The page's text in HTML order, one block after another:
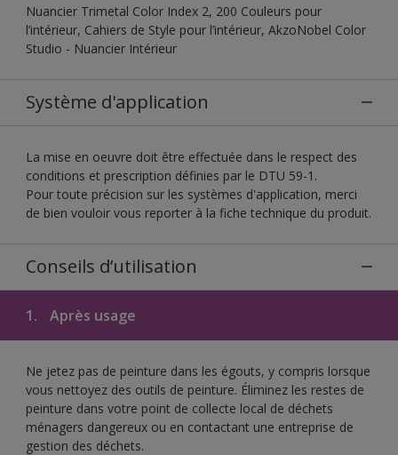
Nuancier Trimetal Color Index 2, 200 Couleurs pour
l’intérieur, Cahiers de Style pour l’intérieur, AkzoNobel Color
Studio - Nuancier Intérieur
Système d'application
La mise en oeuvre doit être effectuée dans le respect des
conditions et prescription définies par le DTU 59-1.
Pour toute précision sur les systèmes d'application, merci
de bien vouloir vous reporter à la fiche technique du produit.
Conseils d’utilisation
1. Après usage
Ne jetez pas de peinture dans les égouts, y compris lorsque
vous nettoyez des outils de peinture. Éliminez les restes de
peinture dans votre point de collecte local de déchets
ménagers dangereux ou en contactant une entreprise de
gestion des déchets.